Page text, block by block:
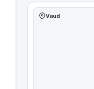
Vaud